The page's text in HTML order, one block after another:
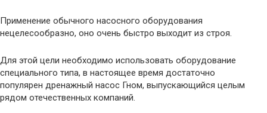
Применение обычного насосного оборудования
нецелесообразно, оно очень быстро выходит из строя.
Для этой цели необходимо использовать оборудование
специального типа, в настоящее время достаточно
популярен дренажный насос Гном, выпускающийся целым
рядом отечественных компаний.